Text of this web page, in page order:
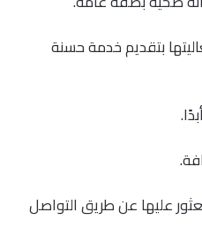
بتقديم خدمة حسنة
عليها عن طريق التواصل